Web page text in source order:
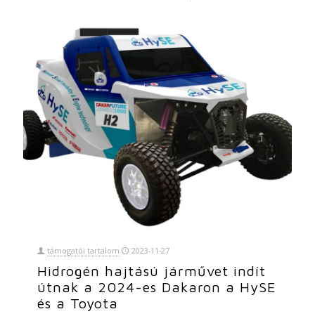
támogatói tartalom 2023-11-27
Hidrogén hajtású járművet indít
útnak a 2024-es Dakaron a HySE
és a Toyota